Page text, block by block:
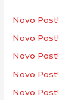
s
a
r
Novo Post!
Novo Post!
Novo Post!
Novo Post!
Novo Post!